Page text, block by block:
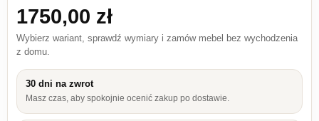
1750,00 zł
Wybierz wariant, sprawdź wymiary i zamów mebel bez wychodzenia
z domu.
30 dni na zwrot
Masz czas, aby spokojnie ocenić zakup po dostawie.